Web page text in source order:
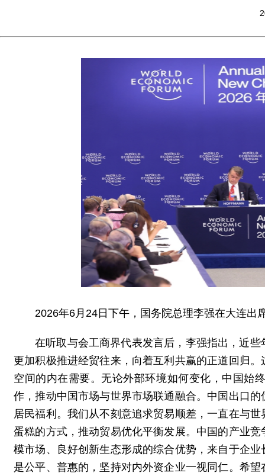
2026年6月24日下午，国务院总理李强在大连出
在听取与会工商界代表发言后，李强指出，近
更加积极推进经贸往来，向着互利共赢的正道回归
空间的内在需要。无论外部环境如何变化，中国始
作，推动中国市场与世界市场联通融合。中国出口
居民福利。我们从不刻意追求贸易顺差，一直在与
蛋糕的方式，推动贸易优化平衡发展。中国的产业
模市场、良好创新生态形成的综合优势，来自于企
是公平、普惠的，坚持对内外资企业一视同仁。希